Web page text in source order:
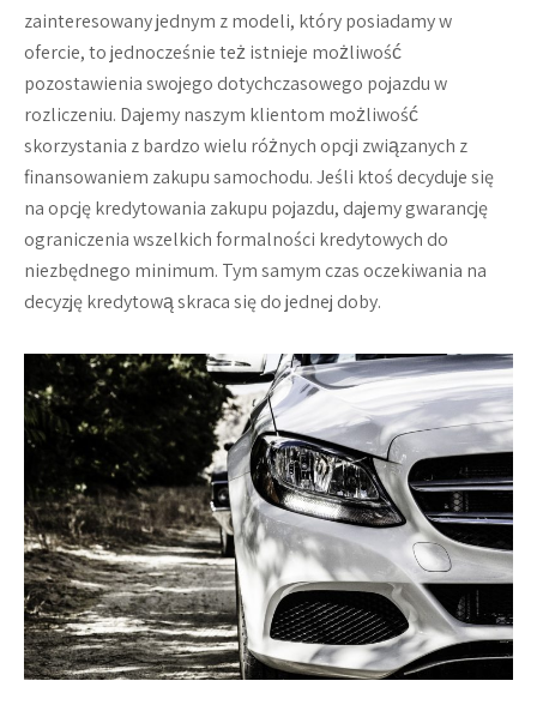
zainteresowany jednym z modeli, który posiadamy w
ofercie, to jednocześnie też istnieje możliwość
pozostawienia swojego dotychczasowego pojazdu w
rozliczeniu. Dajemy naszym klientom możliwość
skorzystania z bardzo wielu różnych opcji związanych z
finansowaniem zakupu samochodu. Jeśli ktoś decyduje się
na opcję kredytowania zakupu pojazdu, dajemy gwarancję
ograniczenia wszelkich formalności kredytowych do
niezbędnego minimum. Tym samym czas oczekiwania na
decyzję kredytową skraca się do jednej doby.